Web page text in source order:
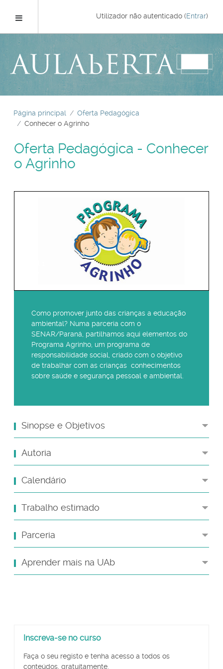
conteúdo
principal
Utilizador não autenticado (Entrar)
Página principal
Oferta Pedagógica
Conhecer o Agrinho
Oferta Pedagógica - Conhecer
o Agrinho
Como promover junto das crianças a educação
ambiental? Numa parceria com o
SENAR/Paraná, partilhamos aqui elementos do
Programa Agrinho, um programa de
responsabilidade social, criado com o objetivo
de trabalhar com as crianças conhecimentos
sobre saúde e segurança pessoal e ambiental.
Sinopse e Objetivos
Autoria
Calendário
Trabalho estimado
Parceria
Aprender mais na UAb
Inscreva-
Inscreva-se no curso
Faça o seu registo e tenha acesso a todos os
conteúdos, gratuitamente.